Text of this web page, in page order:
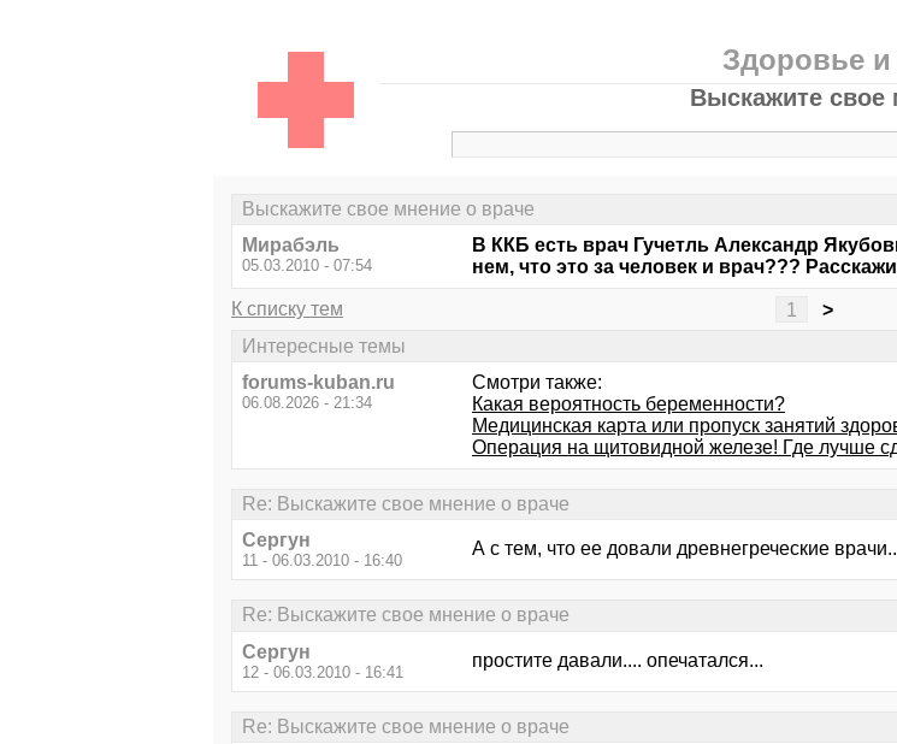
Здоровье
Выскажите свое
Выскажите свое мнение о враче
Мирабэль
05.03.2010 - 07:54
В ККБ есть врач Гучетль Александр
нем, что это за человек и врач???
К списку тем 1 >
Интересные темы
forums-kuban.ru
06.08.2026 - 21:34
Смотри также:
Какая вероятность беременности?
Медицинская карта или пропуск занятий
Операция на щитовидной железе! Где лучше
Re: Выскажите свое мнение о враче
Сергун
11 - 06.03.2010 - 16:40
А с тем, что ее довали древнегреческие
Re: Выскажите свое мнение о враче
Сергун
12 - 06.03.2010 - 16:41
простите давали.... опечатался...
Re: Выскажите свое мнение о враче